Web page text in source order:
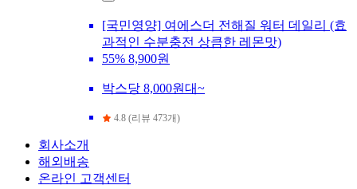
[국민영양] 여에스더 전해질 워터 데일리 (효
과적인 수분충전 상큼한 레몬맛)
55% 8,900원
박스당 8,000원대~
4.8 (리뷰 473개)
회사소개
해외배송
온라인 고객센터